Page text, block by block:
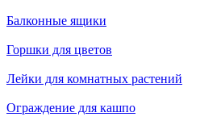
Балконные ящики
Горшки для цветов
Лейки для комнатных растений
Ограждение для кашпо